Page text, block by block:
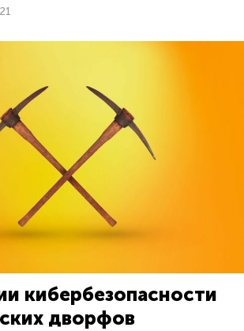
кибербезопасности
дворфов